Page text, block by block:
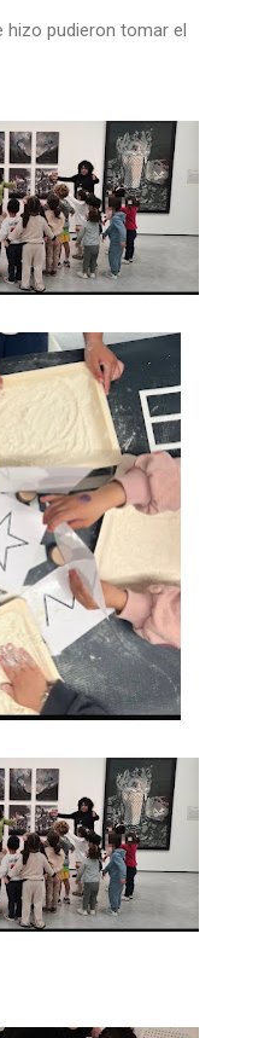
hizo pudieron tomar el